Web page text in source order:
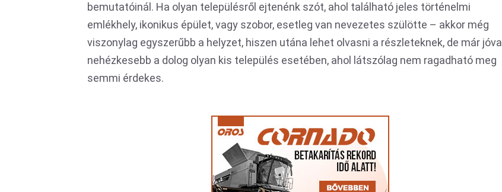
bemutatóinál. Ha olyan településről ejtenénk szót, ahol található jeles történelmi
emlékhely, ikonikus épület, vagy szobor, esetleg van nevezetes szülötte – akkor még
viszonylag egyszerűbb a helyzet, hiszen utána lehet olvasni a részleteknek, de már jóval
nehézkesebb a dolog olyan kis település esetében, ahol látszólag nem ragadható meg
semmi érdekes.